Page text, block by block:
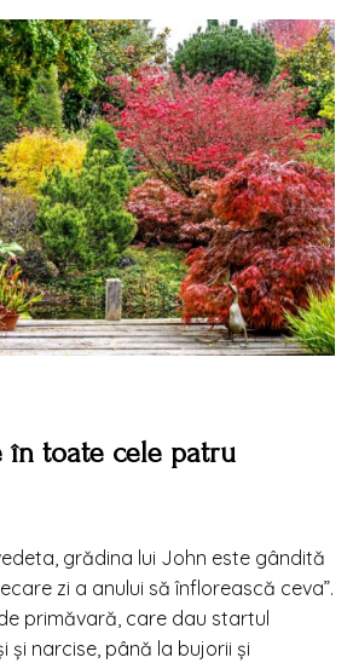
toate cele patru
grădina lui John este gândită
zi a anului să înflorească ceva”.
primăvară, care dau startul
și narcise, până la bujorii și